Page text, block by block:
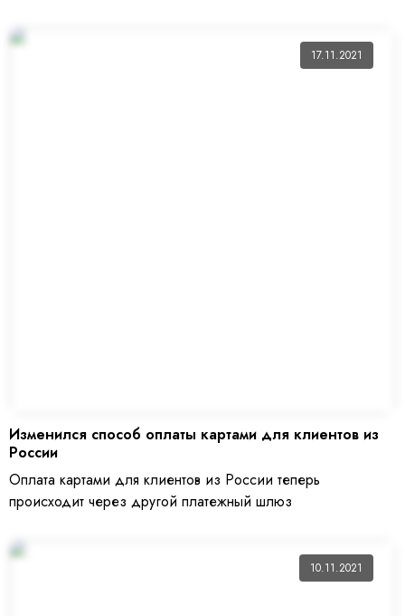
Изменился способ оплаты картами для клиентов из
России
Оплата картами для клиентов из России теперь
происходит через другой платежный шлюз
17.11.2021
10.11.2021